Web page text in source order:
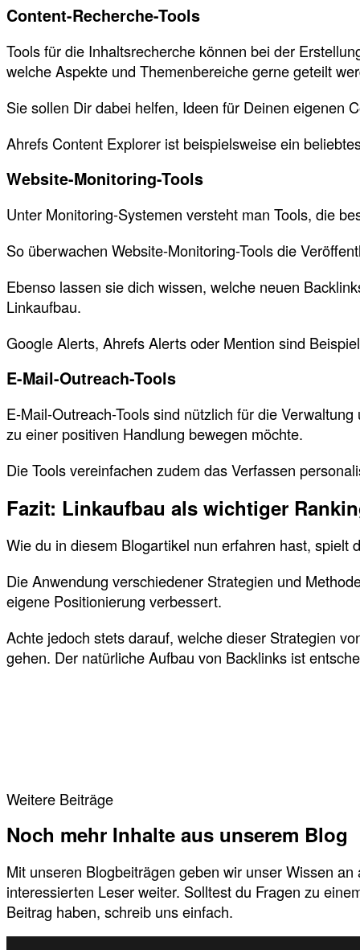
Content-Recherche-Tools
Tools für die Inhaltsrecherche können bei der
welche Aspekte und Themenbereiche gerne geteilt
Sie sollen Dir dabei helfen, Ideen für Deinen eigenen
Ahrefs Content Explorer ist beispielsweise ein
Website-Monitoring-Tools
Unter Monitoring-Systemen versteht man Tools, die
So überwachen Website-Monitoring-Tools die
Ebenso lassen sie dich wissen, welche neuen
Linkaufbau.
Google Alerts, Ahrefs Alerts oder Mention sind
E-Mail-Outreach-Tools
E-Mail-Outreach-Tools sind nützlich für die
zu einer positiven Handlung bewegen möchte.
Die Tools vereinfachen zudem das Verfassen
Fazit: Linkaufbau als wichtiger
Wie du in diesem Blogartikel nun erfahren hast,
Die Anwendung verschiedener Strategien und
eigene Positionierung verbessert.
Achte jedoch stets darauf, welche dieser Strategien
gehen. Der natürliche Aufbau von Backlinks ist
Weitere Beiträge
Noch mehr Inhalte aus unserem Blog
Mit unseren Blogbeiträgen geben wir unser Wissen an
interessierten Leser weiter. Solltest du Fragen zu
Beitrag haben, schreib uns einfach.